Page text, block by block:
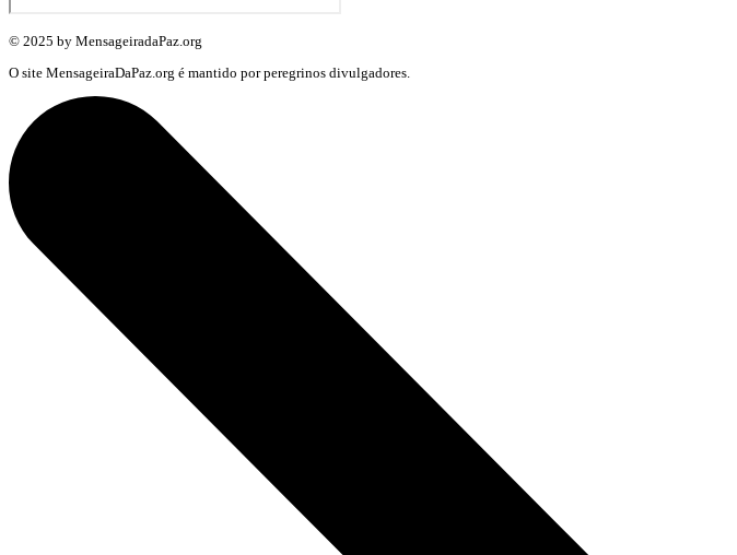
© 2025 by MensageiradaPaz.org
O site MensageiraDaPaz.org é mantido por peregrinos divulgadores.